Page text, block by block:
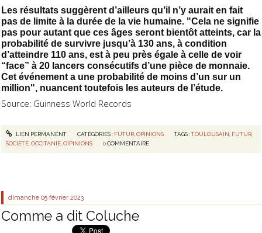
Les résultats suggèrent d’ailleurs qu’il n’y aurait en fait
pas de limite à la durée de la vie humaine. "Cela ne signifie
pas pour autant que ces âges seront bientôt atteints, car la
probabilité de survivre jusqu’à 130 ans, à condition
d’atteindre 110 ans, est à peu près égale à celle de voir
“face” à 20 lancers consécutifs d’une pièce de monnaie.
Cet événement a une probabilité de moins d’un sur un
million", nuancent toutefois les auteurs de l’étude.
Source: Guinness World Records
LIEN PERMANENT CATÉGORIES : FUTUR, OPINIONS TAGS :TOULOUSAIN FUTUR
SOCIÉTÉ ,OCCITANIE ,OIPINIONS 0 COMMENTAIRE
dimanche 05 février 2023
Comme a dit Coluche